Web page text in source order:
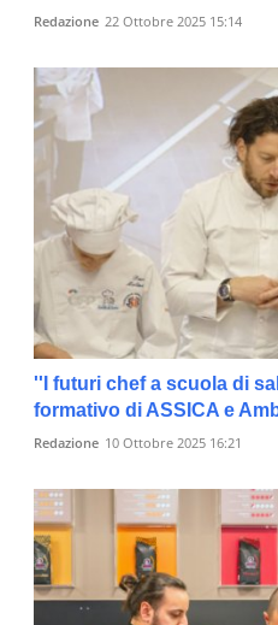
Redazione 22 Ottobre 2025 15:14
''I futuri chef a scuola di
formativo di ASSICA e
Redazione 10 Ottobre 2025 16:21